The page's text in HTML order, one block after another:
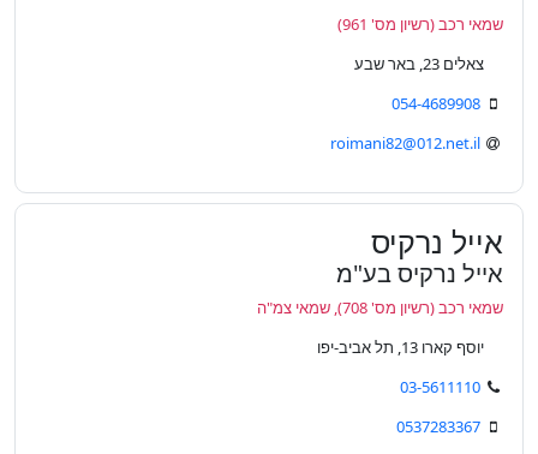
שמאי רכב (רשיון מס' 961)
צאלים 23, באר שבע
054-4689908
roimani82@012.net.il
אייל נרקיס
אייל נרקיס בע"מ
שמאי רכב (רשיון מס' 708), שמאי צמ"ה
יוסף קארו 13, תל אביב-יפו
03-5611110
0537283367